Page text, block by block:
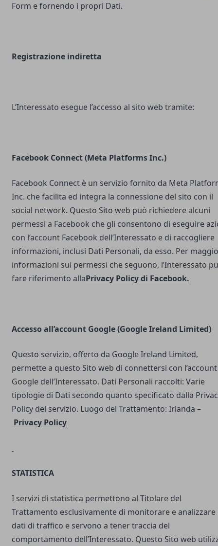
Form e fornendo i propri Dati.
Registrazione indiretta
L’Interessato esegue l’accesso al sito web tramite:
Facebook Connect (Meta Platforms Inc.)
Facebook Connect è un servizio fornito da Meta
Inc. che facilita ed integra la connessione del sito con il
social network. Questo Sito web può richiedere alcuni
permessi a Facebook che gli consentono di eseguire
con l’account Facebook dell’Interessato e di raccogliere
informazioni, inclusi Dati Personali, da esso. Per
informazioni sui permessi che seguono, l’Interessato
fare riferimento allaPrivacy Policy di Facebook.
Accesso all’account Google (Google Ireland Limited)
Questo servizio, offerto da Google Ireland Limited,
permette a questo Sito web di connettersi con l’account
Google dell’Interessato. Dati Personali raccolti: Varie
tipologie di Dati secondo quanto specificato dalla
Policy del servizio. Luogo del Trattamento: Irlanda –
Privacy Policy
STATISTICA
I servizi di statistica permettono al Titolare del
Trattamento esclusivamente di monitorare e analizzare
dati di traffico e servono a tener traccia del
comportamento dell’Interessato. Questo Sito web